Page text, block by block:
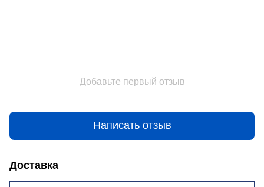
Добавьте первый отзыв
Написать отзыв
Доставка